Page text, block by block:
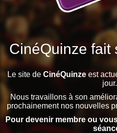
CinéQuinze
Le site de CinéQuinzeest
jour.
Nous travaillons à son
prochainement nos nouvelles
Pour devenir membre ou